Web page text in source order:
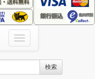
検索